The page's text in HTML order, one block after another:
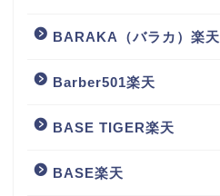
BARAKA（バラカ）楽天
Barber501楽天
BASE TIGER楽天
BASE楽天